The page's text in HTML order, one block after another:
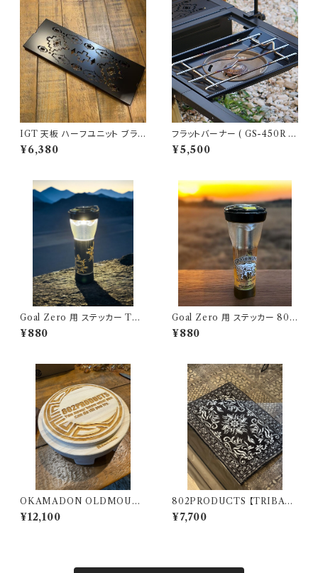
IGT 天板 ハーフユニット ブラッ
クアイアン 【 ネイティブ縦 】ア
イアングリルテーブル Snow P
¥6,380
フラットバーナー ( GS-450R )
ブラック塗装 カスタム SnowPe
ak スノーピーク
¥5,500
Goal Zero 用 ステッカー TRI
BALSUN アウトドアモンスター
ODM
¥880
Goal Zero 用 ステッカー 802
kobo's アウトドアモンスター O
DM
¥880
OKAMADON OLDMOUN
TAIN × 802PRODUCTS Hi
noki 太陽
¥12,100
802PRODUCTS 【TRIBAL
NAIN 】 BK ブラック アクセン
トラグ 47×74cm 玄関マット
¥7,700